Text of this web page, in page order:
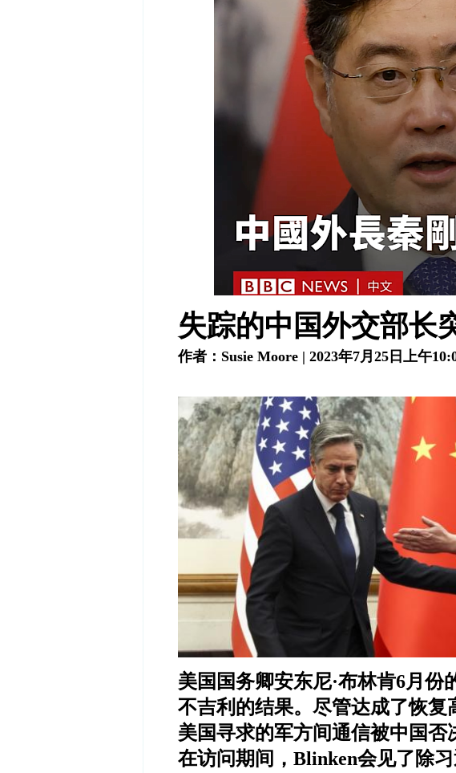
失踪的中国外交部长
作者： Susie Moore | 2023年7月 25日上午
美国国务卿安东尼·布林肯6月份
不吉利的结果。尽管达成了恢复
美国寻求的军方间通信被中国否
在访问期间， Blinken会见了除